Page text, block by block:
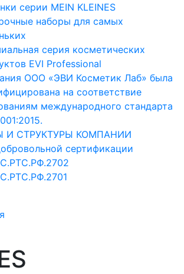
серии MEIN KLEINES
наборы для самых
серия косметических
EVI Professional
ООО «ЭВИ Косметик Лаб» была
на соответствие
международного стандарта
И СТРУКТУРЫ КОМПАНИИ
сертификации